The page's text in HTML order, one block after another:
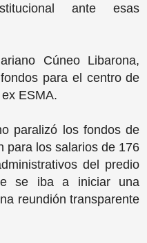
ante esas
Cúneo Libarona,
para el centro de
ESMA.
paralizó los fondos de
para los salarios de 176
del predio
se iba a iniciar una
reundión transparente